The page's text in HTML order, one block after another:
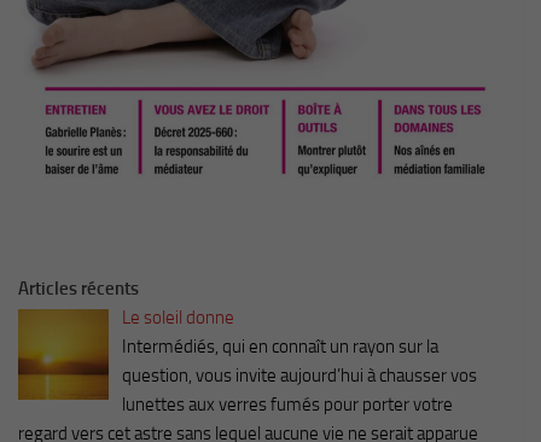
Articles récents
Le soleil donne
Intermédiés, qui en connaît un rayon sur la
question, vous invite aujourd’hui à chausser vos
lunettes aux verres fumés pour porter votre
regard vers cet astre sans lequel aucune vie ne serait apparue